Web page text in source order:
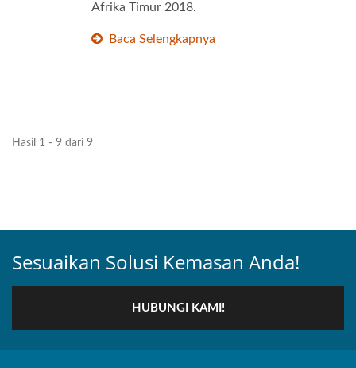
Afrika Timur 2018.
Baca Selengkapnya
Hasil 1 - 9 dari 9
Sesuaikan Solusi Kemasan Anda!
HUBUNGI KAMI!